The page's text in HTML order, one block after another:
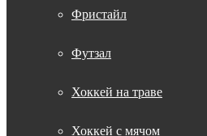
Фристайл
Футзал
Хоккей на траве
Хоккей с мячом